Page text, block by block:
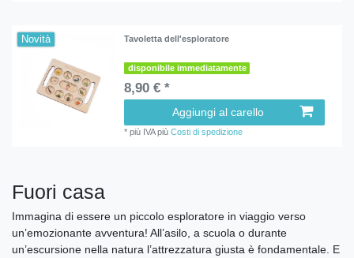
Novità Tavoletta dell'esploratore
disponibile immediatamente
8,90 € *
Aggiungi al carello
*più IVApiùCosti di spedizione
Fuori casa
Immagina di essere un piccolo esploratore in viaggio verso
un’emozionante avventura! All’asilo, a scuola o durante
un’escursione nella natura l’attrezzatura giusta è fondamentale. E